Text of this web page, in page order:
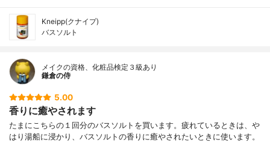
Kneipp(クナイプ)
バスソルト
メイクの資格、化粧品検定３級あり
鎌倉の侍
5.00
香りに癒やされます
たまにこちらの１回分のバスソルトを買います。疲れているときは、や
はり湯船に浸かり、バスソルトの香りに癒やされたいときに使います。